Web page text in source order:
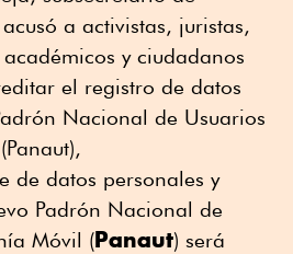
a activistas, juristas,
y ciudadanos
el registro de datos
Nacional de Usuarios
de datos personales y
Padrón Nacional de
Móvil (Panaut) será